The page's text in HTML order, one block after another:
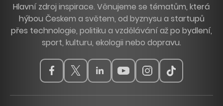
Hlavní zdroj inspirace. Věnujeme se tématům, která
hýbou Českem a světem, od byznysu a startupů
přes technologie, politiku a vzdělávání až po bydlení,
sport, kulturu, ekologii nebo dopravu.